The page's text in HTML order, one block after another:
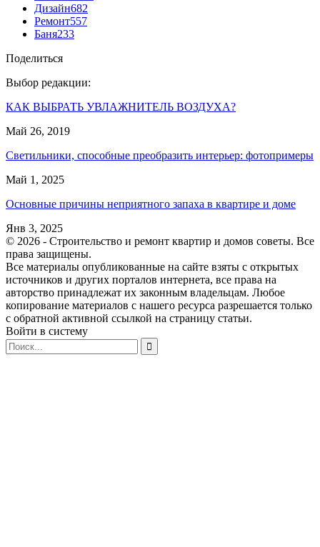
Дизайн682
Ремонт557
Баня233
Поделиться
Выбор редакции:
КАК ВЫБРАТЬ УВЛАЖНИТЕЛЬ ВОЗДУХА?
Май 26, 2019
Светильники, способные преобразить интерьер: фотопримеры
Май 1, 2025
Основные причины неприятного запаха в квартире и доме
Янв 3, 2025
© 2026 - Строительство и ремонт квартир и домов советы. Все
права защищены.
Все материалы опубликованные на сайте взяты с открытых
источников и других порталов интернета, все права на
авторство принадлежат их законным владельцам. Любое
копирование материалов с нашего ресурса разрешается только
с обратной активной ссылкой на страницу статьи.
Войти в систему